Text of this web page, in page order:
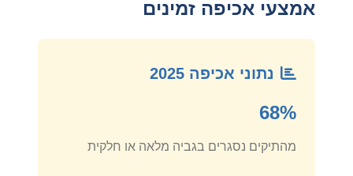
אמצעי אכיפה זמינים
נתוני אכיפה 2025
68%
מהתיקים נסגרים בגביה מלאה או חלקית